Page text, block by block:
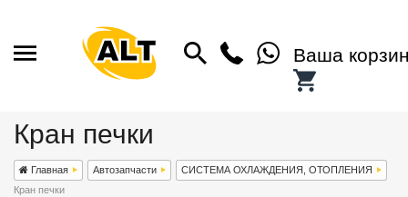
Ваша
Кран печки
Главная Автозапчасти
СИСТЕМА ОХЛАЖДЕНИЯ, ОТОПЛЕНИЯ
Кран печки